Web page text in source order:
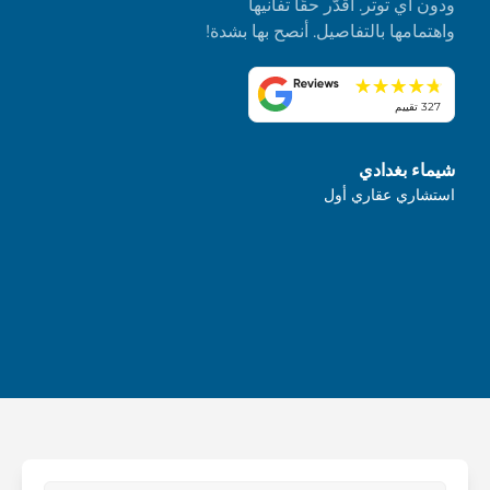
ودون أي توتر. أُقدّر حقًا تفانيها
واهتمامها بالتفاصيل. أنصح بها بشدة!
327 تقييم
شيماء بغدادي
استشاري عقاري أول